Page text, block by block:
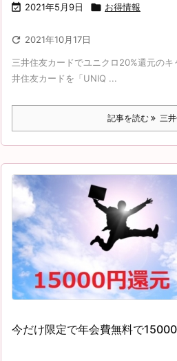
 2021年5月9日  お得情報
 2021年10月17日
三井住友カードでユニクロ20%還元の
井住友カードを「UNIQ ...
記事を読む 三
今だけ限定で年会費無料で